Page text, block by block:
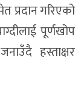
प्रदान गरिएको
पूर्णखोप
हस्ताक्षर